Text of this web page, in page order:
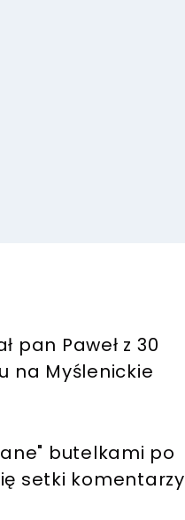
pan Paweł z 30
na Myślenickie
butelkami po
setki komentarzy